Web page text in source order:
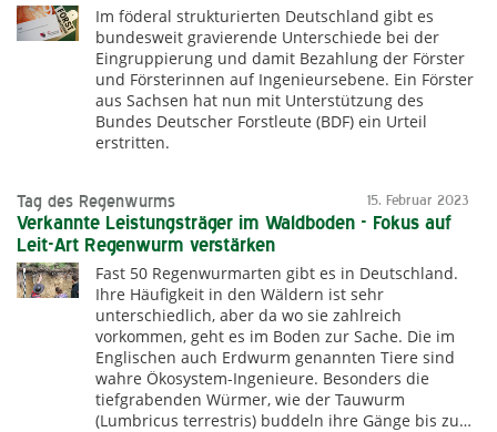
Im föderal strukturierten Deutschland gibt es
bundesweit gravierende Unterschiede bei der
Eingruppierung und damit Bezahlung der Förster
und Försterinnen auf Ingenieursebene. Ein Förster
aus Sachsen hat nun mit Unterstützung des
Bundes Deutscher Forstleute (BDF) ein Urteil
erstritten.
15. Februar 2023
Tag des Regenwurms
Verkannte Leistungsträger im Waldboden - Fokus auf
Leit-Art Regenwurm verstärken
Fast 50 Regenwurmarten gibt es in Deutschland.
Ihre Häufigkeit in den Wäldern ist sehr
unterschiedlich, aber da wo sie zahlreich
vorkommen, geht es im Boden zur Sache. Die im
Englischen auch Erdwurm genannten Tiere sind
wahre Ökosystem-Ingenieure. Besonders die
tiefgrabenden Würmer, wie der Tauwurm
(Lumbricus terrestris) buddeln ihre Gänge bis zu…